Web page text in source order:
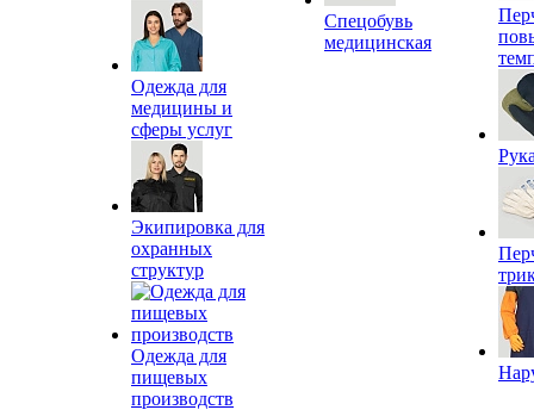
Одежда для
медицины и
сферы услуг
Экипировка для
охранных
структур
Одежда для
пищевых
производств
Спецобувь
медицинская